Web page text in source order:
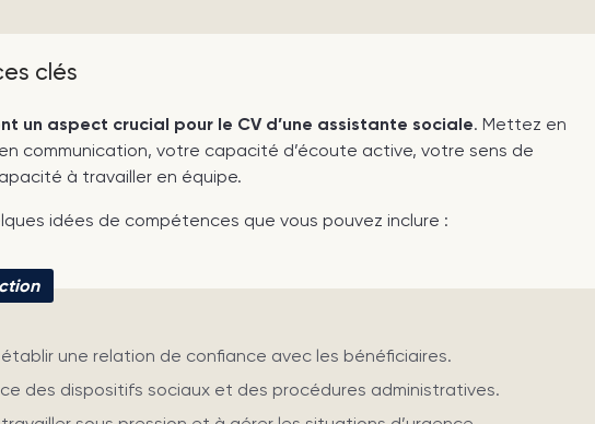
clés
un aspect crucial pour le CV d’une assistante sociale. Mettez en
communication, votre capacité d’écoute active, votre sens de
à travailler en équipe.
idées de compétences que vous pouvez inclure :
une relation de confiance avec les bénéficiaires.
des dispositifs sociaux et des procédures administratives.